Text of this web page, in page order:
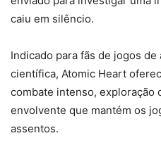
caiu em silêncio.
Indicado para fãs de jogos de
científica, Atomic Heart
combate intenso, exploração
envolvente que mantém os
assentos.